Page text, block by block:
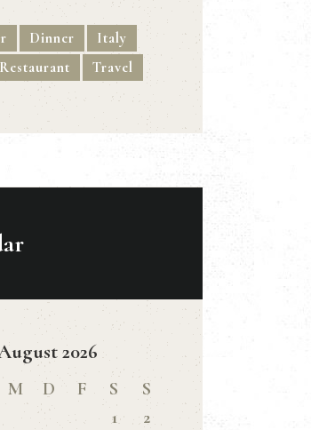
Dinner
Italy
Restaurant Travel
2026
M D F S
S
1
2